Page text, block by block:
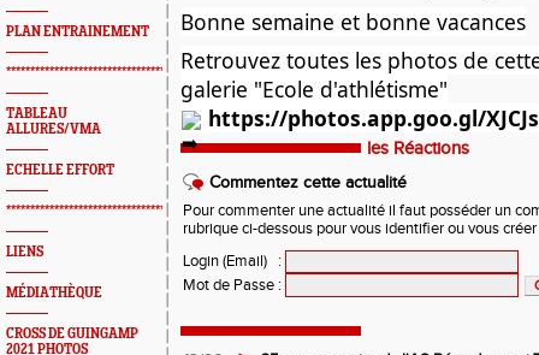
PLAN ENTRAINEMENT
*************************************************
TABLEAU
ALLURES/VMA
ECHELLE EFFORT
*************************************************
LIENS
MÉDIATHÈQUE
CROSS DE GUINGAMP
2021 PHOTOS
Bonne semaine et bonne vacances
Retrouvez toutes les photos de
galerie "Ecole d'athlétisme"
https://photos.app.goo.gl/
les Réactions
Commentez cette actualité
Pour commenter une actualité il faut posséder un
rubrique ci-dessous pour vous identifier ou vous
Login (Email)
:
Mot de Passe :